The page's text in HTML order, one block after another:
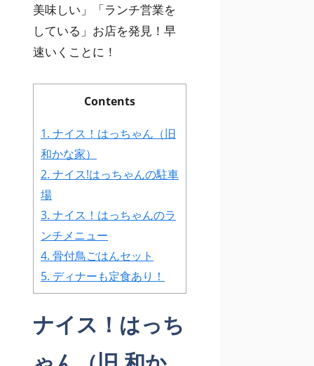
美味しい」「ランチ営業を
している」お店を発見！早
速いくことに！
Contents
1. ナイス！はっちゃん（旧
和かな家）
2. ナイス!はっちゃんの駐車
場
3. ナイス！はっちゃんのラ
ンチメニュー
4. 骨付鳥ごはんセット
5. ディナーも定食あり！
ナイス！はっち